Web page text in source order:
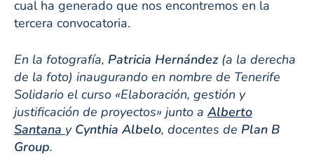
cual ha generado que nos encontremos en la
tercera convocatoria.
En la fotografía, Patricia Hernández (a la derecha
de la foto) inaugurando en nombre de Tenerife
Solidario el curso «Elaboración, gestión y
justificación de proyectos» junto a Alberto
Santana y Cynthia Albelo, docentes de Plan B
Group.